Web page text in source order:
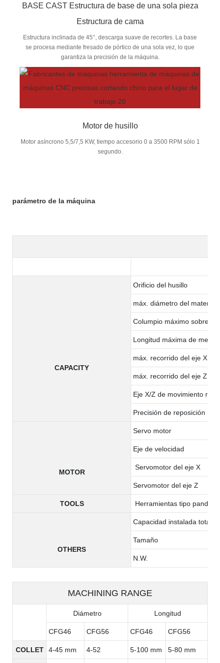
BASE CAST Estructura de base de una sola pieza
Estructura de cama
Estructura inclinada de 45°, descarga suave de recortes. La base
se procesa mediante fresado de pórtico de una sola vez, lo que
garantiza la precisión de la máquina.
Motor de husillo
Motor asíncrono 5,5/7,5 KW, tiempo accesorio 0 a 3500 RPM sólo 1
segundo.
parámetro de la máquina
CAPACITY
Orificio del husillo
máx. diámetro del material:
Columpio máximo sobre la
Longitud máxima de
máx. recorrido del eje X
máx. recorrido del eje Z
Eje X/Z de movimiento
Precisión de reposición (x/
MOTOR
Servo motor
Eje de velocidad
Servomotor del eje X
Servomotor del eje Z
TOOLS Herramientas tipo pandilla
OTHERS
Capacidad instalada total
Tamaño
N.W.
MACHINING RANGE
Diámetro Longitud
CFG46 CFG56 CFG46 CFG56
COLLET 4-45 mm 4-52 5-100 mm 5-80 mm